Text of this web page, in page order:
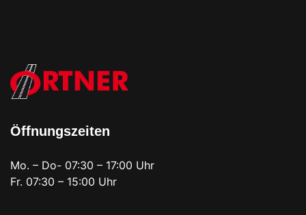
Öffnungszeiten
Mo. – Do- 07:30 – 17:00 Uhr
Fr. 07:30 – 15:00 Uhr